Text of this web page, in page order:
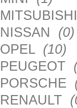
NISSAN (0)
OPEL (10)
PEUGEOT
PORSCHE
RENAULT